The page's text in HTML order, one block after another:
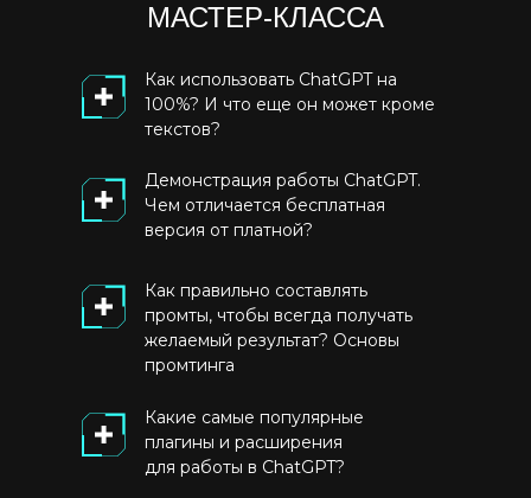
МАСТЕР-КЛАССА
Демонстрация работы ChatGPT.
Чем отличается бесплатная
версия от платной?
Как использовать ChatGPT на
100%? И что еще он может кроме
текстов?
Как правильно составлять
промты, чтобы всегда получать
желаемый результат? Основы
промтинга
Какие самые популярные
плагины и расширения
для работы в ChatGPT?